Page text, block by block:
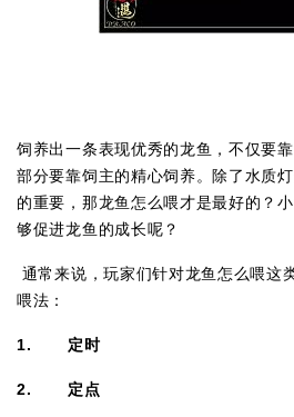
饲养出一条表现优秀的龙鱼，不仅要
部分要靠饲主的精心饲养。除了水质
的重要，那龙鱼怎么喂才是最好的？
够促进龙鱼的成长呢？
通常来说，玩家们针对龙鱼怎么喂这
喂法：
1. 定时
2. 定点